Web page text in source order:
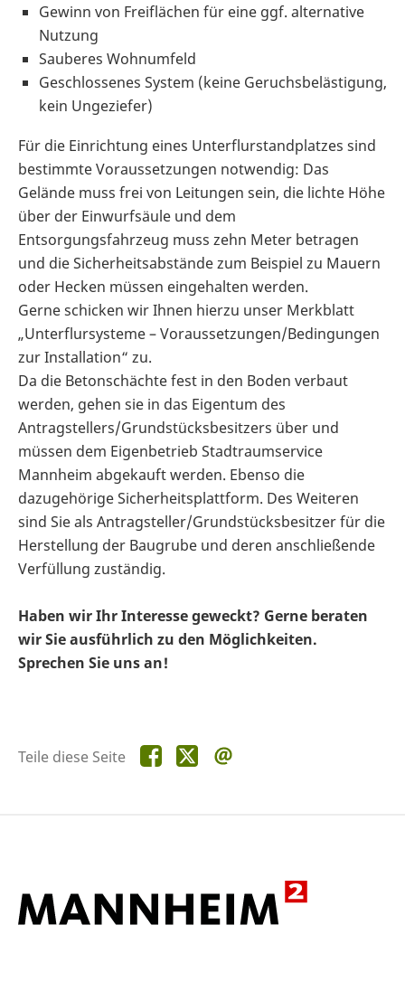
Gewinn von Freiflächen für eine ggf. alternative
Nutzung
Sauberes Wohnumfeld
Geschlossenes System (keine Geruchsbelästigung,
kein Ungeziefer)
Für die Einrichtung eines Unterflurstandplatzes sind
bestimmte Voraussetzungen notwendig: Das
Gelände muss frei von Leitungen sein, die lichte Höhe
über der Einwurfsäule und dem
Entsorgungsfahrzeug muss zehn Meter betragen
und die Sicherheitsabstände zum Beispiel zu Mauern
oder Hecken müssen eingehalten werden.
Gerne schicken wir Ihnen hierzu unser Merkblatt
„Unterflursysteme – Voraussetzungen/Bedingungen
zur Installation“ zu.
Da die Betonschächte fest in den Boden verbaut
werden, gehen sie in das Eigentum des
Antragstellers/Grundstücksbesitzers über und
müssen dem Eigenbetrieb Stadtraumservice
Mannheim abgekauft werden. Ebenso die
dazugehörige Sicherheitsplattform. Des Weiteren
sind Sie als Antragsteller/Grundstücksbesitzer für die
Herstellung der Baugrube und deren anschließende
Verfüllung zuständig.
Haben wir Ihr Interesse geweckt? Gerne beraten
wir Sie ausführlich zu den Möglichkeiten.
Sprechen Sie uns an!
Teile diese Seite Teile
diese
Teile
diese